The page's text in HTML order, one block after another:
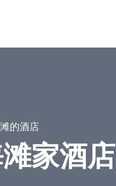
的酒店
家酒店